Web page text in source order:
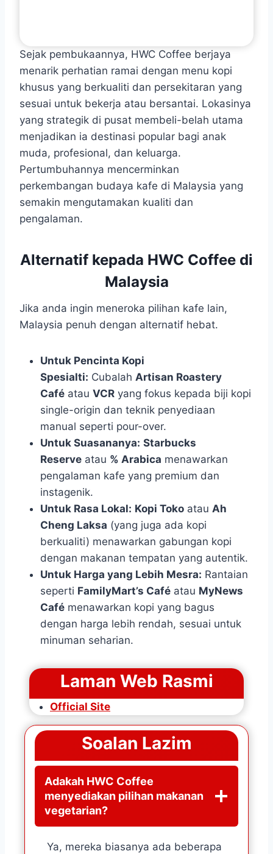
Sejak pembukaannya, HWC Coffee berjaya
menarik perhatian ramai dengan menu kopi
khusus yang berkualiti dan persekitaran yang
sesuai untuk bekerja atau bersantai. Lokasinya
yang strategik di pusat membeli-belah utama
menjadikan ia destinasi popular bagi anak
muda, profesional, dan keluarga.
Pertumbuhannya mencerminkan
perkembangan budaya kafe di Malaysia yang
semakin mengutamakan kualiti dan
pengalaman.
Alternatif kepada HWC Coffee di
Malaysia
Jika anda ingin meneroka pilihan kafe lain,
Malaysia penuh dengan alternatif hebat.
Untuk Pencinta Kopi
Spesialti: Cubalah Artisan Roastery
Café atau VCR yang fokus kepada biji kopi
single-origin dan teknik penyediaan
manual seperti pour-over.
Untuk Suasananya: Starbucks
Reserve atau % Arabica menawarkan
pengalaman kafe yang premium dan
instagenik.
Untuk Rasa Lokal: Kopi Toko atau Ah
Cheng Laksa (yang juga ada kopi
berkualiti) menawarkan gabungan kopi
dengan makanan tempatan yang autentik.
Untuk Harga yang Lebih Mesra: Rantaian
seperti FamilyMart’s Café atau MyNews
Café menawarkan kopi yang bagus
dengan harga lebih rendah, sesuai untuk
minuman seharian.
Laman Web Rasmi
Official Site
Soalan Lazim
Adakah HWC Coffee
menyediakan pilihan makanan
vegetarian?
Ya, mereka biasanya ada beberapa